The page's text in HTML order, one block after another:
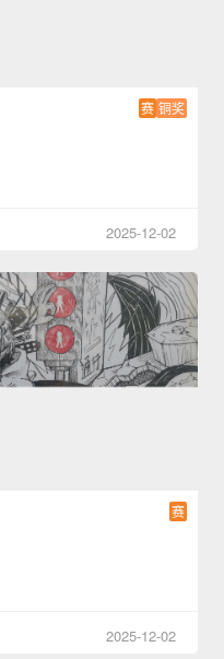
铜奖
赛
2025-12-02
赛
2025-12-02